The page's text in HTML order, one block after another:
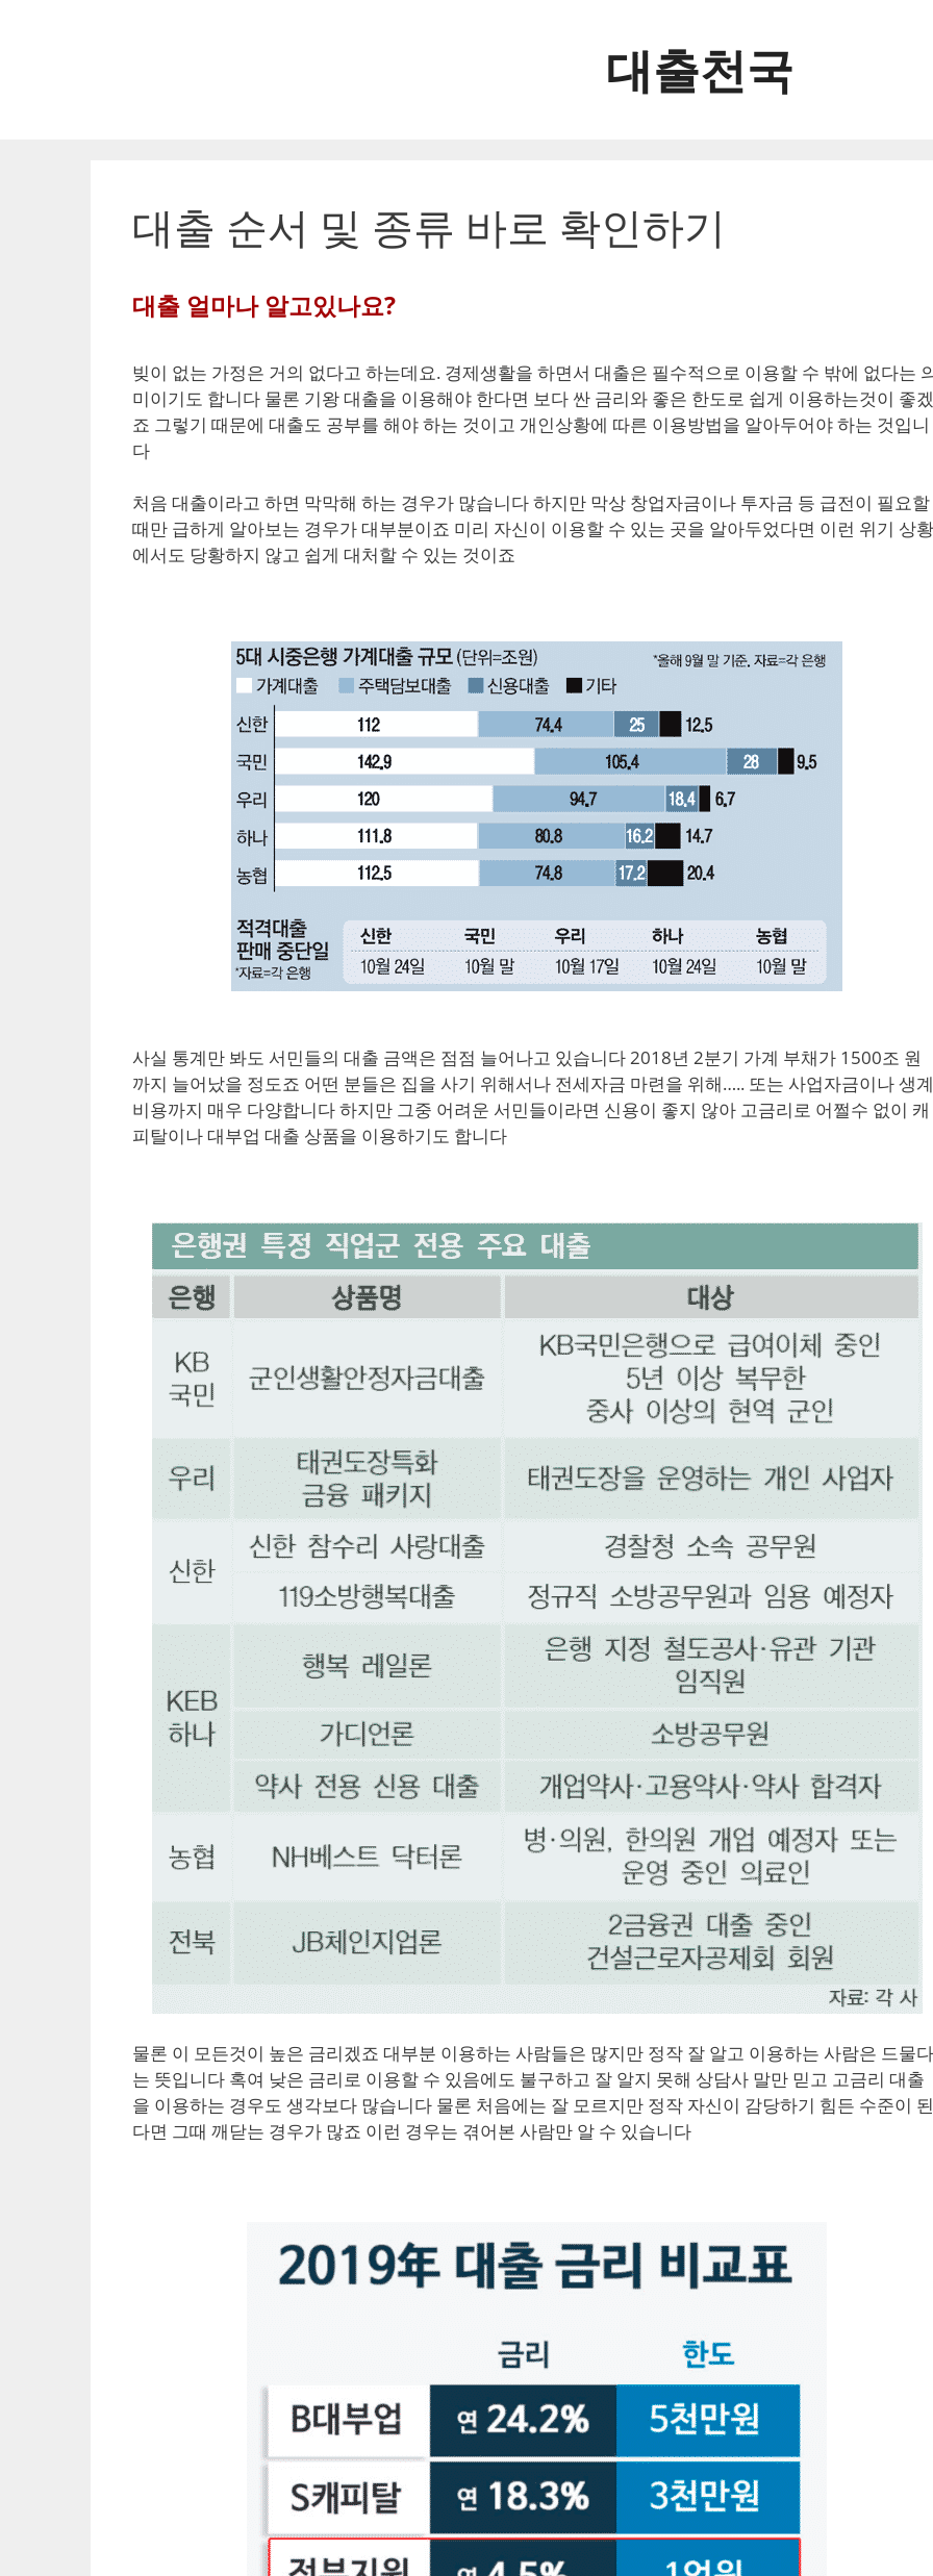
대출천국
대출 순서 및 종류 바로 확인하기
대출 얼마나 알고있나요?
빚이 없는 가정은 거의 없다고 하는데요. 경제생활을 하면서 대출은 필수적으로 이용할 수 밖에 없다는
미이기도 합니다 물론 기왕 대출을 이용해야 한다면 보다 싼 금리와 좋은 한도로 쉽게 이용하는것이 좋겠
죠 그렇기 때문에 대출도 공부를 해야 하는 것이고 개인상황에 따른 이용방법을 알아두어야 하는 것입니
다
처음 대출이라고 하면 막막해 하는 경우가 많습니다 하지만 막상 창업자금이나 투자금 등 급전이 필요할
때만 급하게 알아보는 경우가 대부분이죠 미리 자신이 이용할 수 있는 곳을 알아두었다면 이런 위기 상황
에서도 당황하지 않고 쉽게 대처할 수 있는 것이죠
사실 통계만 봐도 서민들의 대출 금액은 점점 늘어나고 있습니다 2018년 2분기 가계 부채가 1500조 원
까지 늘어났을 정도죠 어떤 분들은 집을 사기 위해서나 전세자금 마련을 위해….. 또는 사업자금이나 생계
비용까지 매우 다양합니다 하지만 그중 어려운 서민들이라면 신용이 좋지 않아 고금리로 어쩔수 없이 캐
피탈이나 대부업 대출 상품을 이용하기도 합니다
물론 이 모든것이 높은 금리겠죠 대부분 이용하는 사람들은 많지만 정작 잘 알고 이용하는 사람은 드물다
는 뜻입니다 혹여 낮은 금리로 이용할 수 있음에도 불구하고 잘 알지 못해 상담사 말만 믿고 고금리 대출
을 이용하는 경우도 생각보다 많습니다 물론 처음에는 잘 모르지만 정작 자신이 감당하기 힘든 수준이 된
다면 그때 깨닫는 경우가 많죠 이런 경우는 겪어본 사람만 알 수 있습니다